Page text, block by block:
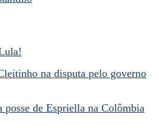
na disputa pelo governo
de Espriella na Colômbia